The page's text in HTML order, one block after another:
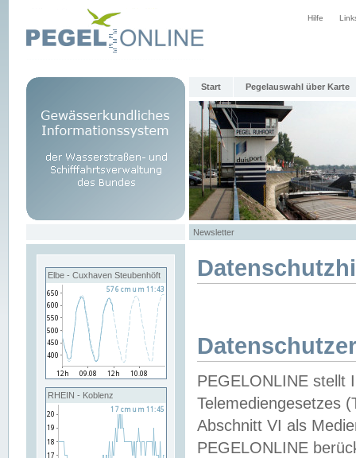
Hilfe
Start Pegelauswahl über Karte
Newsletter
Elbe - Cuxhaven Steubenhöft
RHEIN - Koblenz
PEGELONLINE stellt
Telemediengesetzes
Abschnitt VI als
PEGELONLINE